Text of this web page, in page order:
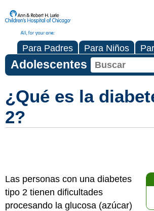
Para Padres Para Niños
Adolescentes
¿Qué es la
2?
Las personas con una diabetes
tipo 2 tienen dificultades
procesando la glucosa (azúcar)